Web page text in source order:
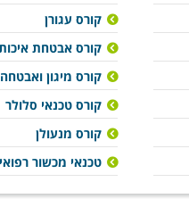
קורס עגורן
קורס אבטחת
קורס מיגון ואבטחה
קורס טכנאי סלולר
קורס מנעולן
טכנאי מכשור רפואי